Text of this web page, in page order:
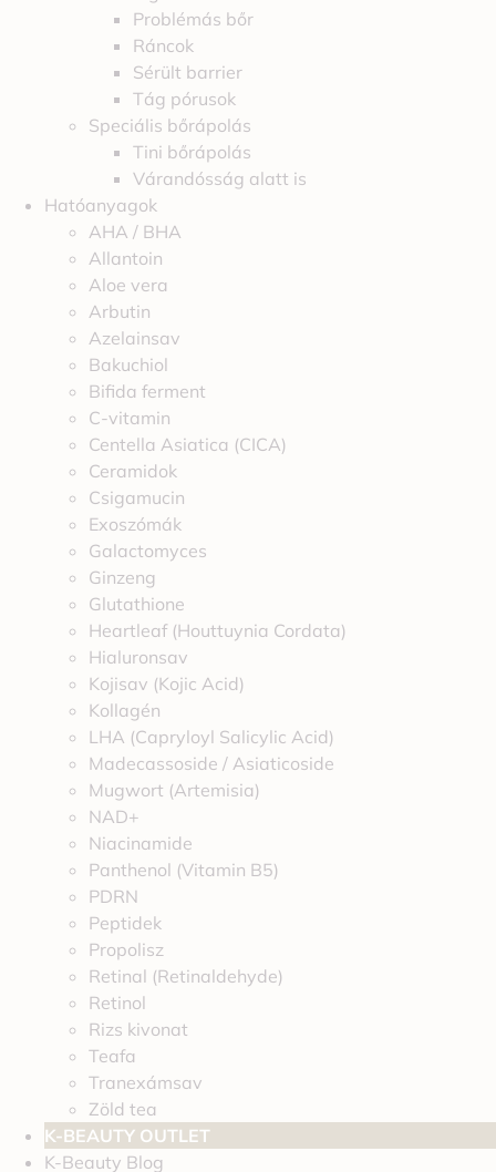
Problémás bőr
Ráncok
Sérült barrier
Tág pórusok
Speciális bőrápolás
Tini bőrápolás
Várandósság alatt is
Hatóanyagok
AHA / BHA
Allantoin
Aloe vera
Arbutin
Azelainsav
Bakuchiol
Bifida ferment
C-vitamin
Centella Asiatica (CICA)
Ceramidok
Csigamucin
Exoszómák
Galactomyces
Ginzeng
Glutathione
Heartleaf (Houttuynia Cordata)
Hialuronsav
Kojisav (Kojic Acid)
Kollagén
LHA (Capryloyl Salicylic Acid)
Madecassoside / Asiaticoside
Mugwort (Artemisia)
NAD+
Niacinamide
Panthenol (Vitamin B5)
PDRN
Peptidek
Propolisz
Retinal (Retinaldehyde)
Retinol
Rizs kivonat
Teafa
Tranexámsav
Zöld tea
K-BEAUTY OUTLET
K-Beauty Blog